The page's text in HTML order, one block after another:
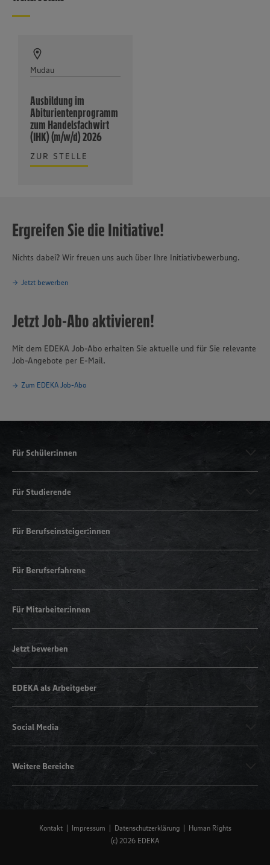
Mudau
Ausbildung im
Abiturientenprogramm
zum Handelsfachwirt
(IHK) (m/w/d) 2026
ZUR STELLE
Ergreifen Sie die Initiative!
Nichts dabei? Wir freuen uns auch über Ihre Initiativbewerbung.
Jetzt bewerben
Jetzt Job-Abo aktivieren!
Mit dem EDEKA Job-Abo erhalten Sie aktuelle und für Sie relevante
Job-Angebote per E-Mail.
Zum EDEKA Job-Abo
Für Schüler:innen
Für Studierende
Für Berufseinsteiger:innen
Für Berufserfahrene
Für Mitarbeiter:innen
Jetzt bewerben
EDEKA als Arbeitgeber
Social Media
Weitere Bereiche
Kontakt Impressum Datenschutzerklärung
Human Rights
(c) 2026 EDEKA